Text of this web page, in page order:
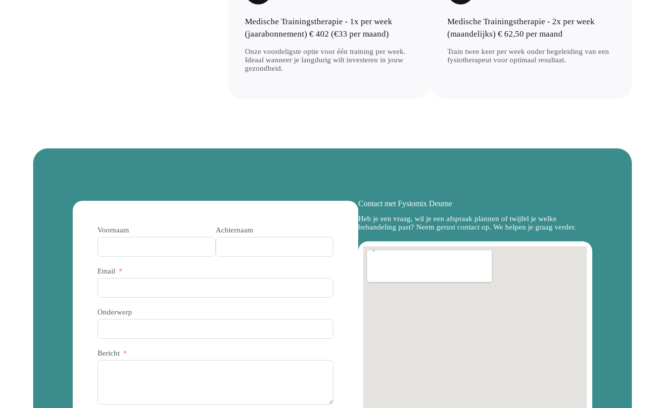
Medische Trainingstherapie - 1x per week
(jaarabonnement) € 402 (€33 per maand)
Onze voordeligste optie voor één training per week.
Ideaal wanneer je langdurig wilt investeren in jouw
gezondheid.
Medische Trainingstherapie - 2x per week
(maandelijks) € 62,50 per maand
Train twee keer per week onder begeleiding van een
fysiotherapeut voor optimaal resultaat.
Voornaam Achternaam
Email
Onderwerp
Bericht
Contact met Fysiomix Deurne
Heb je een vraag, wil je een afspraak plannen of twijfel je welke
behandeling past? Neem gerust contact op. We helpen je graag verder.